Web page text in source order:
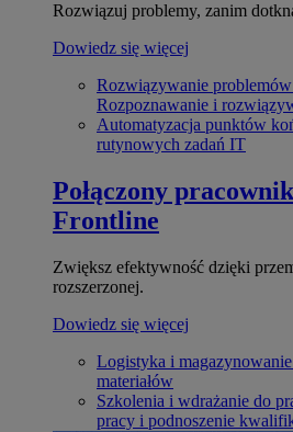
Rozwiązuj problemy, zanim
Dowiedz się więcej
Rozwiązywanie
Rozpoznawanie i
Automatyzacja punktów
rutynowych zadań IT
Połączony pracownik
Frontline
Zwiększ efektywność dzięki
rozszerzonej.
Dowiedz się więcej
Logistyka i magazynowanie
materiałów
Szkolenia i wdrażanie do
pracy i podnoszenie